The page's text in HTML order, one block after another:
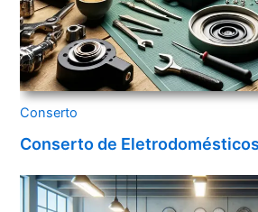
Conserto
Conserto de